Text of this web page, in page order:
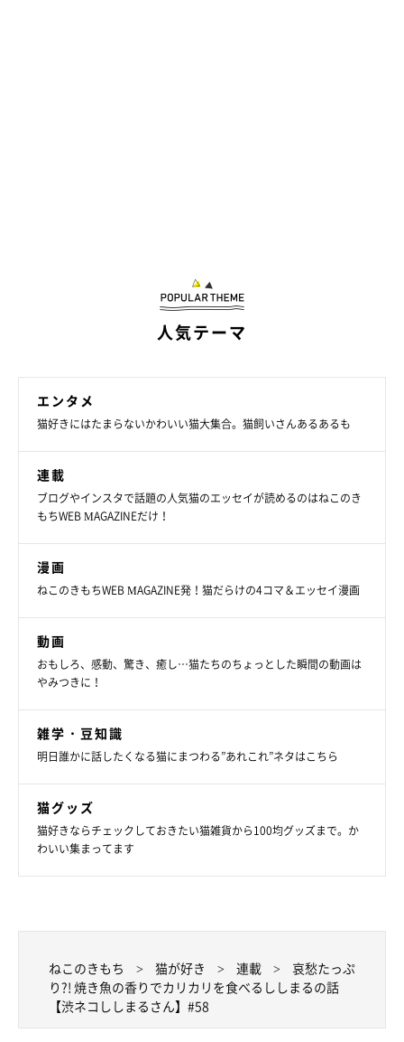
人気テーマ
エンタメ
猫好きにはたまらないかわいい猫大集合。猫飼いさんあるあるも
連載
ブログやインスタで話題の人気猫のエッセイが読めるのはねこのき
もちWEB MAGAZINEだけ！
漫画
ねこのきもちWEB MAGAZINE発！猫だらけの4コマ＆エッセイ漫画
動画
おもしろ、感動、驚き、癒し…猫たちのちょっとした瞬間の動画は
やみつきに！
雑学・豆知識
明日誰かに話したくなる猫にまつわる”あれこれ”ネタはこちら
猫グッズ
猫好きならチェックしておきたい猫雑貨から100均グッズまで。か
わいい集まってます
ねこのきもち 猫が好き 連載
哀愁たっぷ
り?! 焼き魚の香りでカリカリを食べるししまるの話
【渋ネコししまるさん】#58